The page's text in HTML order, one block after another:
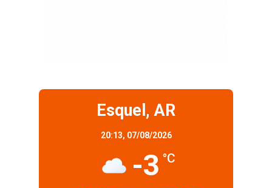
Esquel, AR
20:13, 07/08/2026
-3 °C